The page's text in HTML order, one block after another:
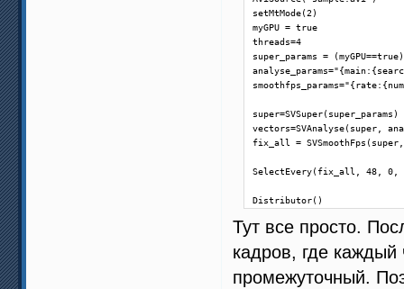
setMtMode(2)
myGPU = true
threads=4
super_params =
super=SVSuper(super_params)
vectors=SVAnalyse(super,
fix_all =
SelectEvery(fix_all, 48,
Distributor()
Тут все просто.
кадров, где
промежуточный.